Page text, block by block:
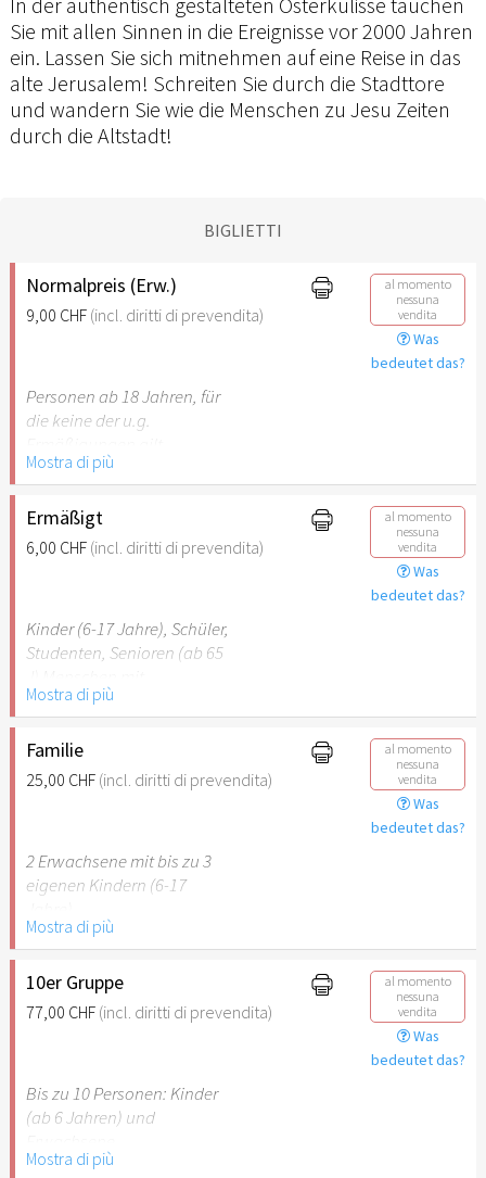
Sie mit allen Sinnen in die Ereignisse vor 2000 Jahren
ein. Lassen Sie sich mitnehmen auf eine Reise in das
alte Jerusalem! Schreiten Sie durch die Stadttore
und wandern Sie wie die Menschen zu Jesu Zeiten
durch die Altstadt!
BIGLIETTI
Normalpreis (Erw.)
9,00 CHF (incl. diritti di prevendita)
al momento
nessuna
vendita
Was
bedeutet das?
Personen ab 18 Jahren, für
die keine der u.g.
Mostra di più
Ermäßigt
6,00 CHF (incl. diritti di prevendita)
al momento
nessuna
vendita
Was
bedeutet das?
Kinder (6-17 Jahre), Schüler,
Studenten, Senioren (ab 65
Behinderung (ab 50%),
Begleitperson. Der jeweilige
Ausweis ist beim Einlass
vorzulegen.
Stuttgart nicht
empfehlenswert.
Mostra di più
Familie
25,00 CHF (incl. diritti di prevendita)
al momento
nessuna
vendita
Was
bedeutet das?
2 Erwachsene mit bis zu 3
eigenen Kindern (6-17
Hinweis: Für Kinder unter 6
Jahren ist der Ostergarten
Stuttgart nicht
empfehlenswert.
Mostra di più
10er Gruppe
77,00 CHF (incl. diritti di prevendita)
al momento
nessuna
vendita
Was
bedeutet das?
Bis zu 10 Personen: Kinder
(ab 6 Jahren) und
Mostra di più